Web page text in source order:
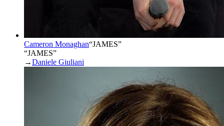
Cameron Monaghan“JAMES”
“JAMES”
→Daniele Giuliani